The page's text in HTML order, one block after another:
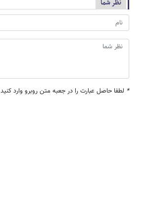
نظر شما
* لطفا حاصل عبارت را در جعبه متن روبرو وارد کنید